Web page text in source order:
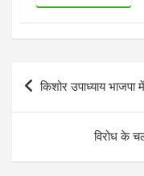
Post
किशोर उपाध्याय भाजपा
विरोध के